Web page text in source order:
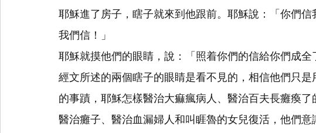
耶穌進了房子，瞎子就來到他跟前。耶穌說：「你們信
我們信！」
耶穌就摸他們的眼睛，說：「照着你們的信給你們成全
經文所述的兩個瞎子的眼睛是看不見的，相信他們只
的事蹟，耶穌怎樣醫治大痲瘋病人、醫治百夫長癱瘓了
醫治癱子、醫治血漏婦人和叫睚魯的女兒復活，他們